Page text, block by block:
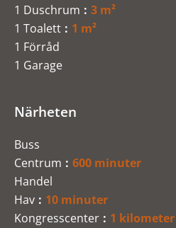
1 Duschrum
3 m²
1 Toalett
1 m²
1 Förråd
1 Garage
Närheten
Buss
Centrum
600 minuter
Handel
Hav
10 minuter
Kongresscenter
1 kilometer